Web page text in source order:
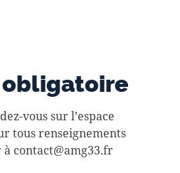
vous sur l’espace
tous renseignements
contact@amg33.fr